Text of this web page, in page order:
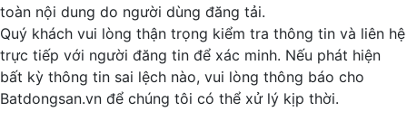
toàn nội dung do người dùng đăng tải.
Quý khách vui lòng thận trọng kiểm tra thông tin và liên hệ
trực tiếp với người đăng tin để xác minh. Nếu phát hiện
bất kỳ thông tin sai lệch nào, vui lòng thông báo cho
Batdongsan.vn để chúng tôi có thể xử lý kịp thời.